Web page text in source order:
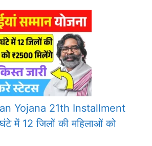
Yojana 21th Installment
में 12 जिलों की महिलाओं को